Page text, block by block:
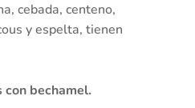
cebada, centeno,
y espelta, tienen
con bechamel.